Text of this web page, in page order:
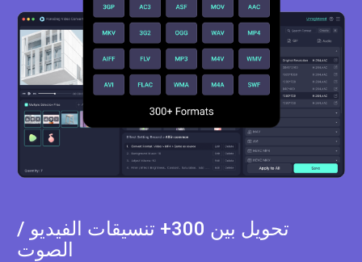
تحويل بين 300+ تنسيقات الفيديو /
الصوت